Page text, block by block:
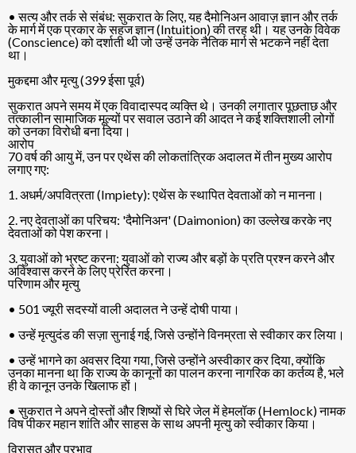
• सत्य और तर्क से संबंध: सुकरात के लिए, यह दैमोनिअन आवाज़ ज्ञान और तर्क
के मार्ग में एक प्रकार के सहज ज्ञान (Intuition) की तरह थी। यह उनके विवेक
(Conscience) को दर्शाती थी जो उन्हें उनके नैतिक मार्ग से भटकने नहीं देता
था।
मुकद्दमा और मृत्यु (399 ईसा पूर्व)
सुकरात अपने समय में एक विवादास्पद व्यक्ति थे। उनकी लगातार पूछताछ और
तत्कालीन सामाजिक मूल्यों पर सवाल उठाने की आदत ने कई शक्तिशाली लोगों
को उनका विरोधी बना दिया।
आरोप
70 वर्ष की आयु में, उन पर एथेंस की लोकतांत्रिक अदालत में तीन मुख्य आरोप
लगाए गए:
1. अधर्म/अपवित्रता (Impiety): एथेंस के स्थापित देवताओं को न मानना।
2. नए देवताओं का परिचय: 'दैमोनिअन' (Daimonion) का उल्लेख करके नए
देवताओं को पेश करना।
3. युवाओं को भ्रष्ट करना: युवाओं को राज्य और बड़ों के प्रति प्रश्न करने और
अविश्वास करने के लिए प्रेरित करना।
परिणाम और मृत्यु
• 501 ज्यूरी सदस्यों वाली अदालत ने उन्हें दोषी पाया।
• उन्हें मृत्युदंड की सज़ा सुनाई गई, जिसे उन्होंने विनम्रता से स्वीकार कर लिया।
• उन्हें भागने का अवसर दिया गया, जिसे उन्होंने अस्वीकार कर दिया, क्योंकि
उनका मानना था कि राज्य के कानूनों का पालन करना नागरिक का कर्तव्य है, भले
ही वे कानून उनके खिलाफ हों।
• सुकरात ने अपने दोस्तों और शिष्यों से घिरे जेल में हेमलॉक (Hemlock) नामक
विष पीकर महान शांति और साहस के साथ अपनी मृत्यु को स्वीकार किया।
विरासत और प्रभाव